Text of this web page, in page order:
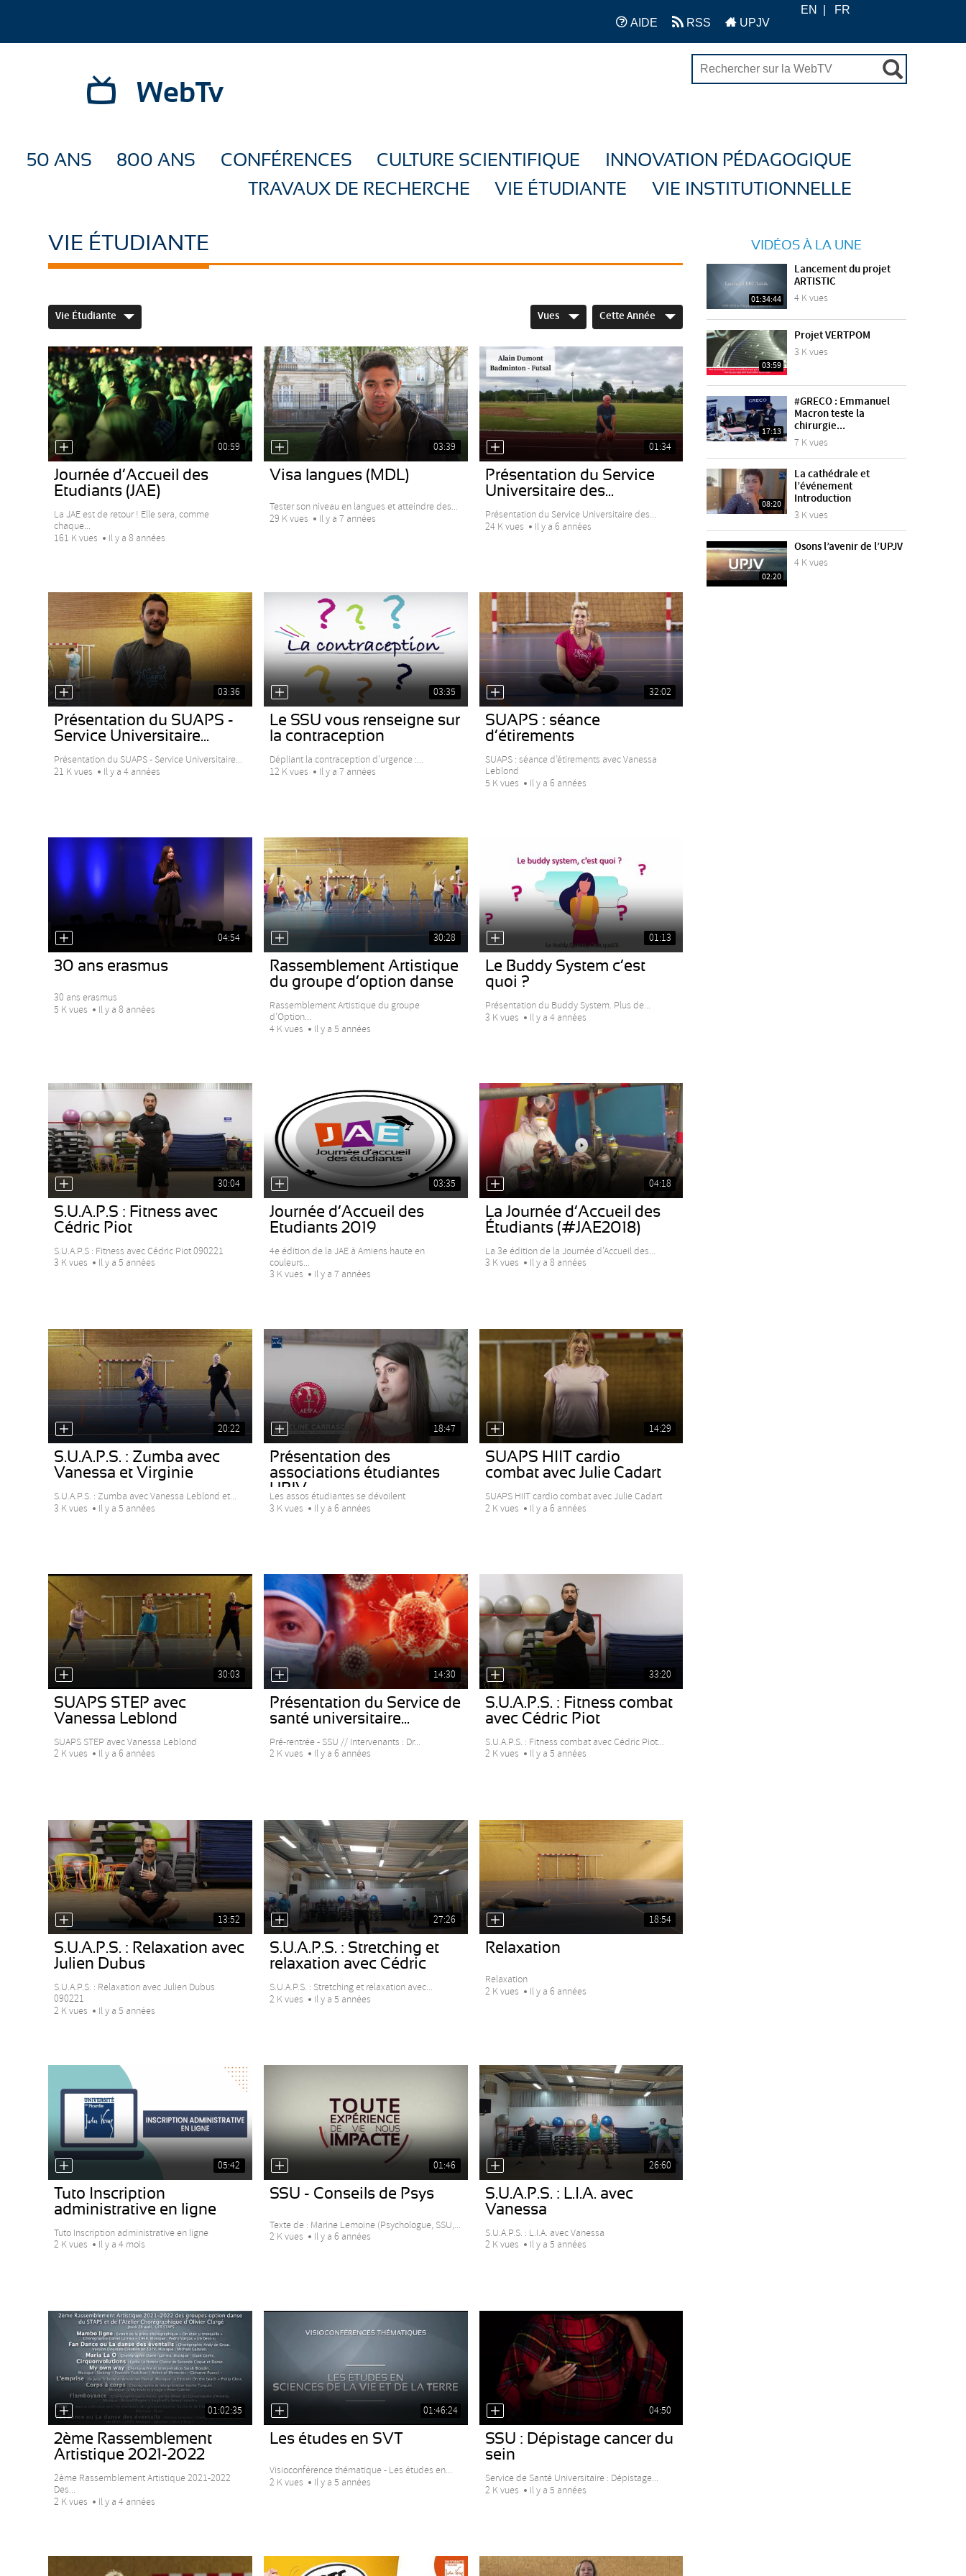
AIDE RSS UPJV
EN FR
WebTv
50 ANS 800 ANS CONFÉRENCES CULTURE SCIENTIFIQUE
INNOVATION PÉDAGOGIQUE
TRAVAUX DE RECHERCHE
VIE ÉTUDIANTE VIE INSTITUTIONNELLE
VIE ÉTUDIANTE
Vie Étudiante Vues Cette Année
00:59
Journée d’Accueil des
Etudiants (JAE)
La JAE est de retour ! Elle sera, comme
chaque...
161 K vues
Il y a 8 années
03:39
Visa langues (MDL)
Tester son niveau en langues et atteindre des...
29 K vues
Il y a 7 années
01:34
Présentation du Service
Universitaire des...
Présentation du Service Universitaire des...
24 K vues
Il y a 6 années
03:36
Présentation du SUAPS -
Service Universitaire...
Présentation du SUAPS - Service Universitaire...
21 K vues
Il y a 4 années
03:35
Le SSU vous renseigne sur
la contraception
Dépliant la contraception d’urgence :...
12 K vues
Il y a 7 années
32:02
SUAPS : séance
d’étirements
SUAPS : séance d’étirements avec Vanessa
Leblond
5 K vues
Il y a 6 années
04:54
30 ans erasmus
30 ans erasmus
5 K vues
Il y a 8 années
30:28
Rassemblement Artistique
du groupe d’option danse
Rassemblement Artistique du groupe
d’Option...
4 K vues
Il y a 5 années
01:13
Le Buddy System c’est
quoi ?
Présentation du Buddy System. Plus de...
3 K vues
Il y a 4 années
30:04
S.U.A.P.S : Fitness avec
Cédric Piot
S.U.A.P.S : Fitness avec Cédric Piot 090221
3 K vues
Il y a 5 années
03:35
Journée d’Accueil des
Etudiants 2019
4e édition de la JAE à Amiens haute en
couleurs...
3 K vues
Il y a 7 années
04:18
La Journée d’Accueil des
Étudiants (#JAE2018)
La 3e édition de la Journée d’Accueil des...
3 K vues
Il y a 8 années
20:22
S.U.A.P.S. : Zumba avec
Vanessa et Virginie
S.U.A.P.S. : Zumba avec Vanessa Leblond et...
3 K vues
Il y a 5 années
18:47
Présentation des
associations étudiantes
UPJV
Les assos étudiantes se dévoilent
3 K vues
Il y a 6 années
14:29
SUAPS HIIT cardio
combat avec Julie Cadart
SUAPS HIIT cardio combat avec Julie Cadart
2 K vues
Il y a 6 années
30:03
SUAPS STEP avec
Vanessa Leblond
SUAPS STEP avec Vanessa Leblond
2 K vues
Il y a 6 années
14:30
Présentation du Service de
santé universitaire...
Pré-rentrée - SSU // Intervenants : Dr...
2 K vues
Il y a 6 années
33:20
S.U.A.P.S. : Fitness combat
avec Cédric Piot
S.U.A.P.S. : Fitness combat avec Cédric Piot...
2 K vues
Il y a 5 années
13:52
S.U.A.P.S. : Relaxation avec
Julien Dubus
S.U.A.P.S. : Relaxation avec Julien Dubus
090221
2 K vues
Il y a 5 années
27:26
S.U.A.P.S. : Stretching et
relaxation avec Cédric
S.U.A.P.S. : Stretching et relaxation avec...
2 K vues
Il y a 5 années
18:54
Relaxation
Relaxation
2 K vues
Il y a 6 années
05:42
Tuto Inscription
administrative en ligne
Tuto Inscription administrative en ligne
2 K vues
Il y a 4 mois
01:46
SSU - Conseils de Psys
Texte de : Marine Lemoine (Psychologue, SSU,...
2 K vues
Il y a 6 années
26:60
S.U.A.P.S. : L.I.A. avec
Vanessa
S.U.A.P.S. : L.I.A. avec Vanessa
2 K vues
Il y a 5 années
01:02:35
2ème Rassemblement
Artistique 2021-2022
2ème Rassemblement Artistique 2021-2022
Des...
2 K vues
Il y a 4 années
01:46:24
Les études en SVT
Visioconférence thématique - Les études en...
2 K vues
Il y a 5 années
04:50
SSU : Dépistage cancer du
sein
Service de Santé Universitaire : Dépistage...
2 K vues
Il y a 5 années
VIDÉOS À LA UNE
01:34:44
Lancement du projet
ARTISTIC
4 K vues
03:59
Projet VERTPOM
3 K vues
17:13
#GRECO : Emmanuel
Macron teste la
chirurgie...
7 K vues
08:20
La cathédrale et
l’événement
Introduction
3 K vues
02:20
Osons l’avenir de l’UPJV
4 K vues